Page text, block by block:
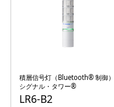
積層信号灯（Bluetooth® 制御）
シグナル・タワー®
LR6-B2